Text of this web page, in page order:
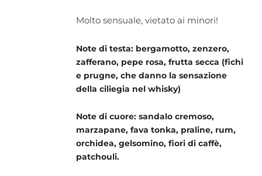
Molto sensuale, vietato ai minori!
Note di testa: bergamotto, zenzero,
zafferano, pepe rosa, frutta secca (fichi
e prugne, che danno la sensazione
della ciliegia nel whisky)
Note di cuore: sandalo cremoso,
marzapane, fava tonka, praline, rum,
orchidea, gelsomino, fiori di caffè,
patchouli.